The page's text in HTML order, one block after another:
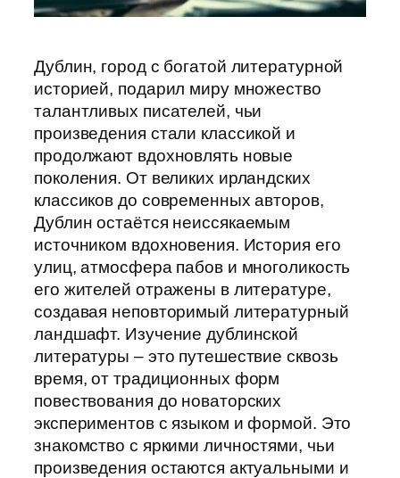
Дублин, город с богатой литературной
историей, подарил миру множество
талантливых писателей, чьи
произведения стали классикой и
продолжают вдохновлять новые
поколения. От великих ирландских
классиков до современных авторов,
Дублин остаётся неиссякаемым
источником вдохновения. История его
улиц, атмосфера пабов и многоликость
его жителей отражены в литературе,
создавая неповторимый литературный
ландшафт. Изучение дублинской
литературы – это путешествие сквозь
время, от традиционных форм
повествования до новаторских
экспериментов с языком и формой. Это
знакомство с яркими личностями, чьи
произведения остаются актуальными и